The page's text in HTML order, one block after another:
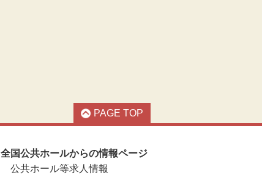
PAGE TOP
全国公共ホールからの情報ページ
公共ホール等求人情報